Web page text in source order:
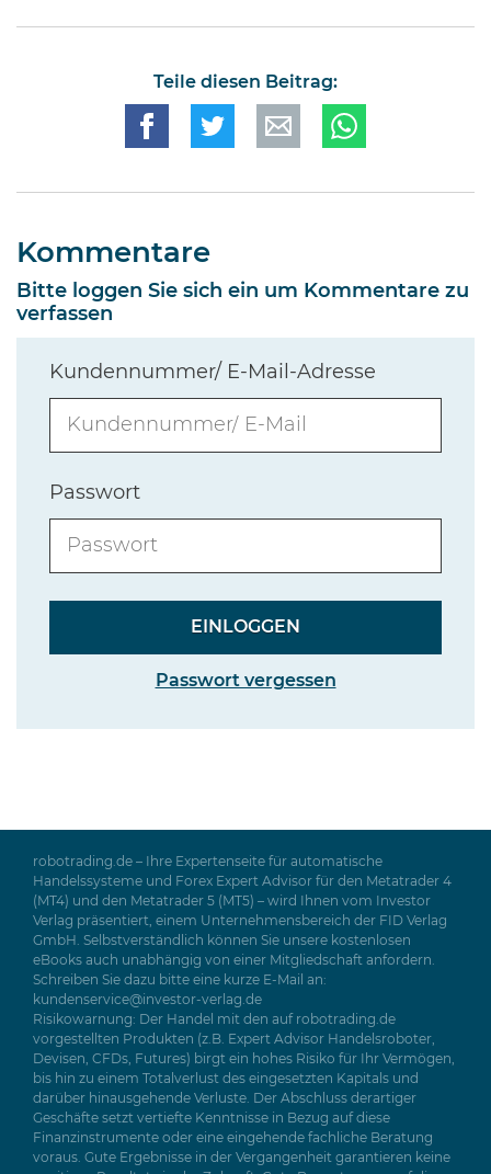
Teile diesen Beitrag:
Kommentare
Bitte loggen Sie sich ein um Kommentare zu
verfassen
Kundennummer/ E-Mail-Adresse
Passwort
Passwort vergessen
robotrading.de – Ihre Expertenseite für automatische
Handelssysteme und Forex Expert Advisor für den Metatrader 4
(MT4) und den Metatrader 5 (MT5) – wird Ihnen vom Investor
Verlag präsentiert, einem Unternehmensbereich der FID Verlag
GmbH. Selbstverständlich können Sie unsere kostenlosen
eBooks auch unabhängig von einer Mitgliedschaft anfordern.
Schreiben Sie dazu bitte eine kurze E-Mail an:
kundenservice@investor-verlag.de
Risikowarnung: Der Handel mit den auf robotrading.de
vorgestellten Produkten (z.B. Expert Advisor Handelsroboter,
Devisen, CFDs, Futures) birgt ein hohes Risiko für Ihr Vermögen,
bis hin zu einem Totalverlust des eingesetzten Kapitals und
darüber hinausgehende Verluste. Der Abschluss derartiger
Geschäfte setzt vertiefte Kenntnisse in Bezug auf diese
Finanzinstrumente oder eine eingehende fachliche Beratung
voraus. Gute Ergebnisse in der Vergangenheit garantieren keine